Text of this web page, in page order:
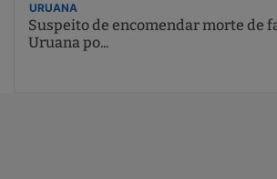
URUANA
Suspeito de encomendar morte de
Uruana po...